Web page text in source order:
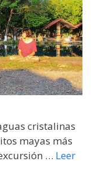
cristalinas
mayas más
… Leer